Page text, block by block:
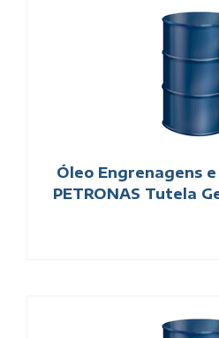
Óleo Engrenagens
PETRONAS Tutela